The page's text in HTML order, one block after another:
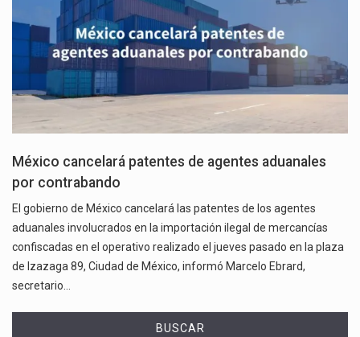
México cancelará patentes de agentes aduanales
por contrabando
El gobierno de México cancelará las patentes de los agentes
aduanales involucrados en la importación ilegal de mercancías
confiscadas en el operativo realizado el jueves pasado en la plaza
de Izazaga 89, Ciudad de México, informó Marcelo Ebrard,
secretario…
BUSCAR